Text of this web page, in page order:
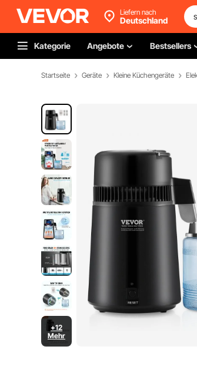
Liefern nach
Deutschland
Kategorie Angebote Bestsellers
Startseite Geräte Kleine Küchengeräte
+12
Mehr